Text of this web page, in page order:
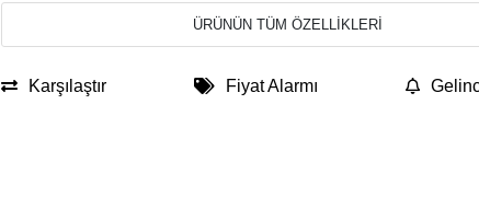
ÜRÜNÜN TÜM ÖZELLİKLERİ
Karşılaştır Fiyat Alarmı